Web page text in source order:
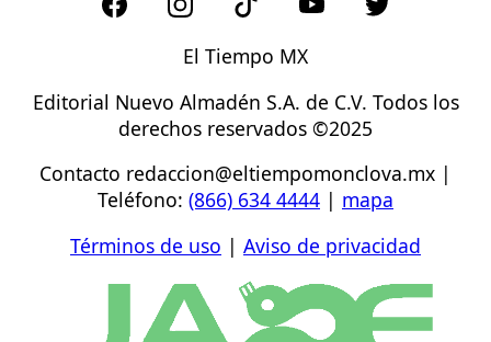
El Tiempo MX
Editorial Nuevo Almadén S.A. de C.V. Todos los
derechos reservados ©2025
Contacto redaccion@eltiempomonclova.mx |
Teléfono: (866) 634 4444 | mapa
Términos de uso | Aviso de privacidad